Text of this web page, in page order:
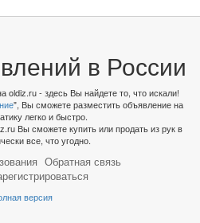
в России
oldiz.ru - здесь Вы найдете то, что искали!
", Вы сможете разместить объявление на
легко и быстро.
Вы сможете купить или продать из рук в
все, что угодно.
Обратная связь
версия